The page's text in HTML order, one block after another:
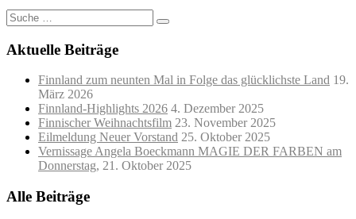
Suche
nach:
Aktuelle Beiträge
Finnland zum neunten Mal in Folge das glücklichste Land 19.
März 2026
Finnland-Highlights 2026 4. Dezember 2025
Finnischer Weihnachtsfilm 23. November 2025
Eilmeldung Neuer Vorstand 25. Oktober 2025
Vernissage Angela Boeckmann MAGIE DER FARBEN am
Donnerstag, 21. Oktober 2025
Alle Beiträge